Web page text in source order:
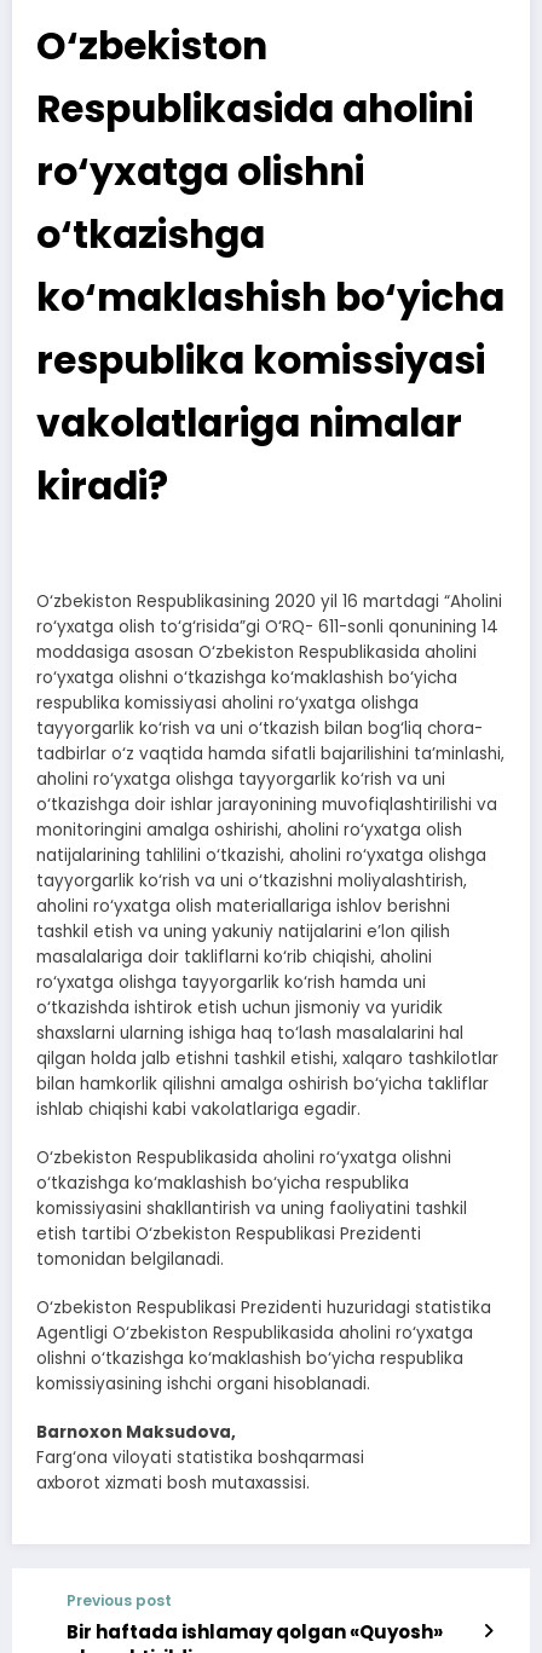
O‘zbekiston
Respublikasida aholini
ro‘yxatga olishni
o‘tkazishga
ko‘maklashish bo‘yicha
respublika komissiyasi
vakolatlariga nimalar
kiradi?
O‘zbekiston Respublikasining 2020 yil 16 martdagi “Aholini
ro‘yxatga olish to‘g‘risida”gi O‘RQ- 611-sonli qonunining 14
moddasiga asosan O‘zbekiston Respublikasida aholini
ro‘yxatga olishni o‘tkazishga ko‘maklashish bo‘yicha
respublika komissiyasi aholini ro‘yxatga olishga
tayyorgarlik ko‘rish va uni o‘tkazish bilan bog‘liq chora-
tadbirlar o‘z vaqtida hamda sifatli bajarilishini ta’minlashi,
aholini ro‘yxatga olishga tayyorgarlik ko‘rish va uni
o‘tkazishga doir ishlar jarayonining muvofiqlashtirilishi va
monitoringini amalga oshirishi, aholini ro‘yxatga olish
natijalarining tahlilini o‘tkazishi, aholini ro‘yxatga olishga
tayyorgarlik ko‘rish va uni o‘tkazishni moliyalashtirish,
aholini ro‘yxatga olish materiallariga ishlov berishni
tashkil etish va uning yakuniy natijalarini e’lon qilish
masalalariga doir takliflarni ko‘rib chiqishi, aholini
ro‘yxatga olishga tayyorgarlik ko‘rish hamda uni
o‘tkazishda ishtirok etish uchun jismoniy va yuridik
shaxslarni ularning ishiga haq to‘lash masalalarini hal
qilgan holda jalb etishni tashkil etishi, xalqaro tashkilotlar
bilan hamkorlik qilishni amalga oshirish bo‘yicha takliflar
ishlab chiqishi kabi vakolatlariga egadir.
O‘zbekiston Respublikasida aholini ro‘yxatga olishni
o‘tkazishga ko‘maklashish bo‘yicha respublika
komissiyasini shakllantirish va uning faoliyatini tashkil
etish tartibi O‘zbekiston Respublikasi Prezidenti
tomonidan belgilanadi.
O‘zbekiston Respublikasi Prezidenti huzuridagi statistika
Agentligi O‘zbekiston Respublikasida aholini ro‘yxatga
olishni o‘tkazishga ko‘maklashish bo‘yicha respublika
komissiyasining ishchi organi hisoblanadi.
Barnoxon Maksudova,
Farg‘ona viloyati statistika boshqarmasi
axborot xizmati bosh mutaxassisi.
Previous post
Bir haftada ishlamay qolgan «Quyosh»